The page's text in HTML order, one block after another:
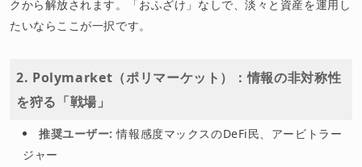
クから解放されます。「おふざけ」なしで、淡々と資産を運用し
たいならここが一択です。
2. Polymarket（ポリマーケット）：情報の非対称性
を狩る「戦場」
推奨ユーザー: 情報感度マックスのDeFi民、アービトラー
ジャー